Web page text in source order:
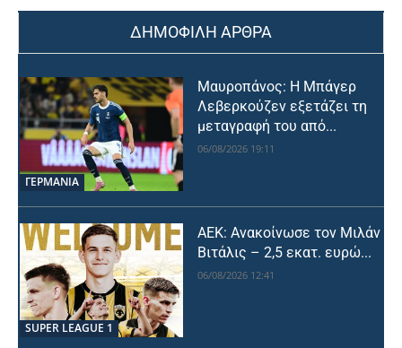
ΔΗΜΟΦΙΛΗ ΑΡΘΡΑ
ΓΕΡΜΑΝΙΑ
Μαυροπάνος: Η Μπάγερ
Λεβερκούζεν εξετάζει τη
μεταγραφή του από...
06/08/2026 19:11
SUPER LEAGUE 1
ΑΕΚ: Ανακοίνωσε τον Μιλάν
Βιτάλις – 2,5 εκατ. ευρώ...
06/08/2026 12:41